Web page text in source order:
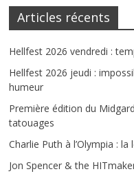
Articles récents
Hellfest 2026 vendredi :
Hellfest 2026 jeudi :
humeur
Première édition du
tatouages
Charlie Puth à l’Olympia :
Jon Spencer & the